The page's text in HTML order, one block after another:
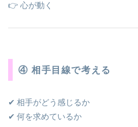
👉 心が動く
④ 相手目線で考える
✔ 相手がどう感じるか
✔ 何を求めているか